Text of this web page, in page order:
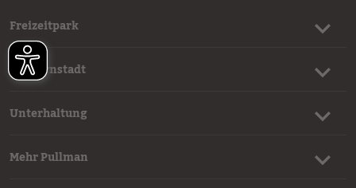
Freizeitpark
Westernstadt
Unterhaltung
Mehr Pullman